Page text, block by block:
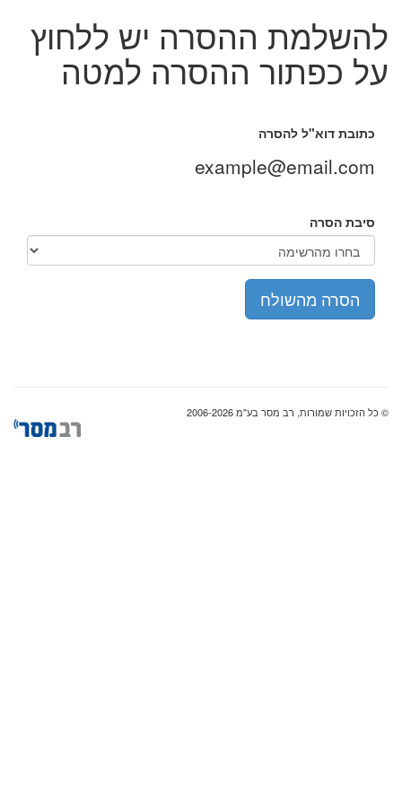
להשלמת ההסרה יש ללחוץ
על כפתור ההסרה למטה
כתובת דוא"ל להסרה
example@email.com
סיבת הסרה
הסרה מהשולח
© כל הזכויות שמורות, רב מסר בע"מ 2006-2026